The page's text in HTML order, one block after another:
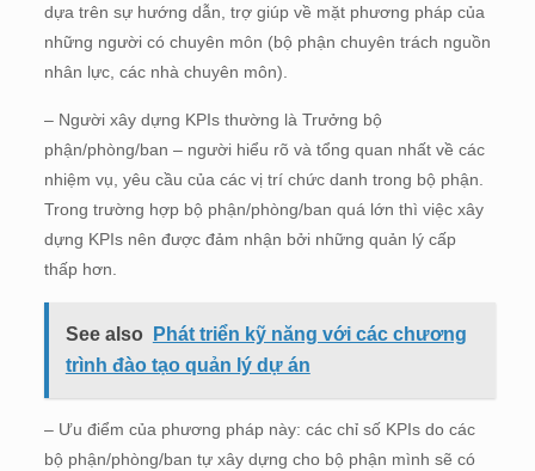
dựa trên sự hướng dẫn, trợ giúp về mặt phương pháp của
những người có chuyên môn (bộ phận chuyên trách nguồn
nhân lực, các nhà chuyên môn).
– Người xây dựng KPIs thường là Trưởng bộ
phận/phòng/ban – người hiểu rõ và tổng quan nhất về các
nhiệm vụ, yêu cầu của các vị trí chức danh trong bộ phận.
Trong trường hợp bộ phận/phòng/ban quá lớn thì việc xây
dựng KPIs nên được đảm nhận bởi những quản lý cấp
thấp hơn.
See also
Phát triển kỹ năng với các chương
trình đào tạo quản lý dự án
– Ưu điểm của phương pháp này: các chỉ số KPIs do các
bộ phận/phòng/ban tự xây dựng cho bộ phận mình sẽ có